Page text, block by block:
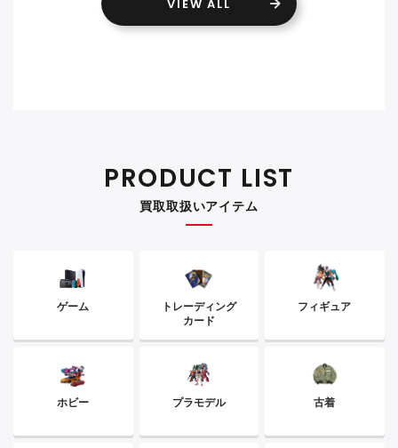
VIEW ALL
PRODUCT LIST
買取取扱いアイテム
ゲーム
トレーディング
カード
フィギュア
ホビー プラモデル 古着